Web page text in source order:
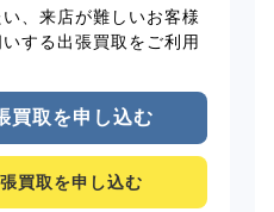
、来店が難しいお客様
する出張買取をご利用
買取を申し込む
買取を申し込む